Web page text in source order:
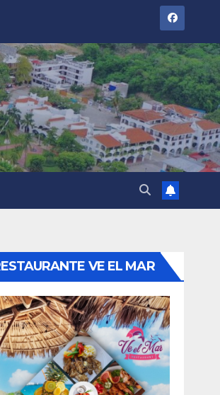
VE EL MAR